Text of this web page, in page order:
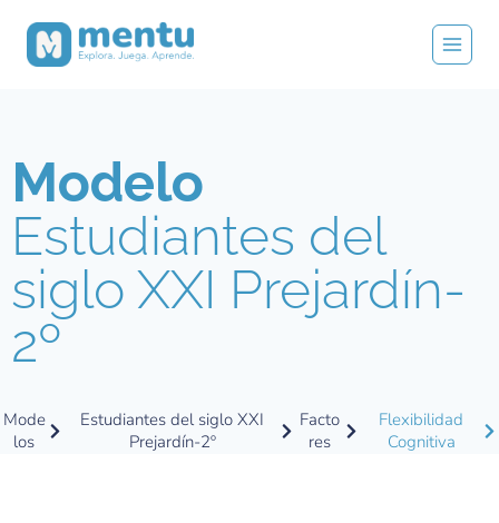
Modelo
Estudiantes del
siglo XXI Prejardín-
2º
Mode
los
Estudiantes del siglo XXI
Prejardín-2º
Facto
res
Flexibilidad
Cognitiva